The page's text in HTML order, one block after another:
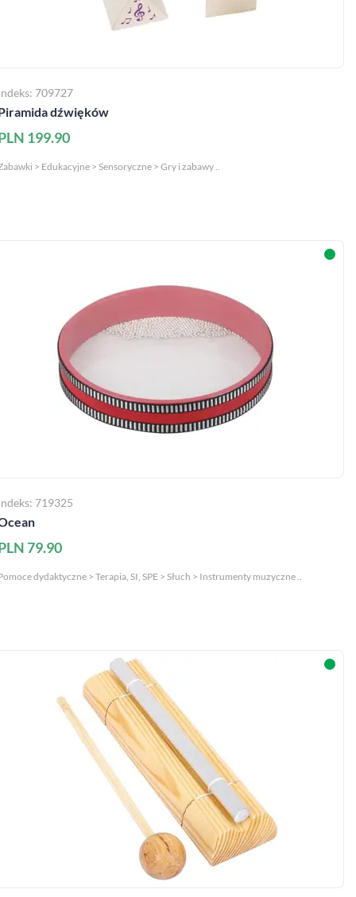
709727
dźwięków
199.90
> Edukacyjne > Sensoryczne > Gry i zabawy ..
719325
79.90
dydaktyczne > Terapia, SI, SPE > Słuch > Instrumenty muzyczne ..